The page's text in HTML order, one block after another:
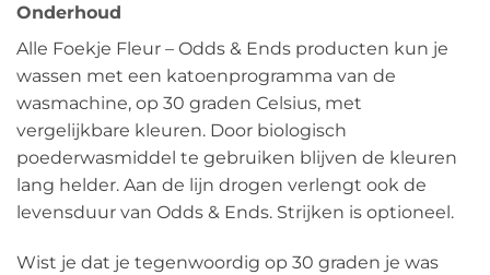
Onderhoud
Alle Foekje Fleur – Odds & Ends producten kun je
wassen met een katoenprogramma van de
wasmachine, op 30 graden Celsius, met
vergelijkbare kleuren. Door biologisch
poederwasmiddel te gebruiken blijven de kleuren
lang helder. Aan de lijn drogen verlengt ook de
levensduur van Odds & Ends. Strijken is optioneel.
Wist je dat je tegenwoordig op 30 graden je was